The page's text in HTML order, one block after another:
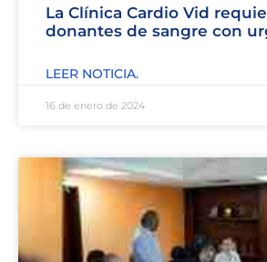
La Clínica Cardio Vid
donantes de sangre con
LEER NOTICIA.
16 de enero de 2024